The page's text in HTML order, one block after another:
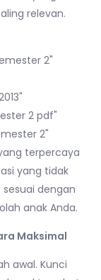
relevan.
2"
2 pdf"
2"
terpercaya
yang tidak
dengan
anak Anda.
Maksimal
awal. Kunci